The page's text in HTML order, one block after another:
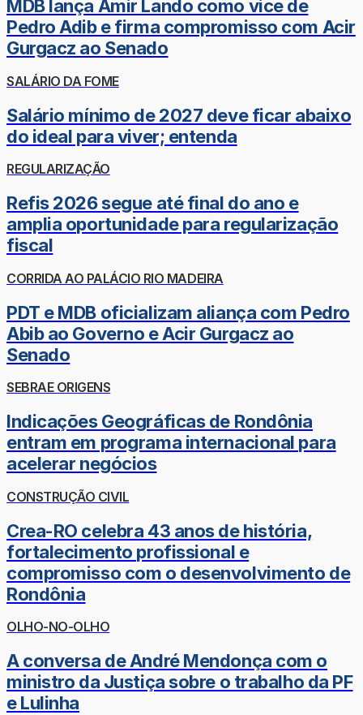
MDB lança Amir Lando como vice de
Pedro Adib e firma compromisso com Acir
Gurgacz ao Senado
SALÁRIO DA FOME
Salário mínimo de 2027 deve ficar abaixo
do ideal para viver; entenda
REGULARIZAÇÃO
Refis 2026 segue até final do ano e
amplia oportunidade para regularização
fiscal
CORRIDA AO PALÁCIO RIO MADEIRA
PDT e MDB oficializam aliança com Pedro
Abib ao Governo e Acir Gurgacz ao
Senado
SEBRAE ORIGENS
Indicações Geográficas de Rondônia
entram em programa internacional para
acelerar negócios
CONSTRUÇÃO CIVIL
Crea-RO celebra 43 anos de história,
fortalecimento profissional e
compromisso com o desenvolvimento de
Rondônia
OLHO-NO-OLHO
A conversa de André Mendonça com o
ministro da Justiça sobre o trabalho da PF
e Lulinha